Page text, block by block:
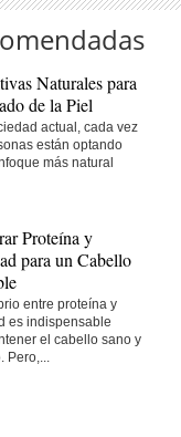
Naturales para
de la Piel
actual, cada vez
están optando
más natural
Proteína y
para un Cabello
entre proteína y
es indispensable
el cabello sano y
Pero,...